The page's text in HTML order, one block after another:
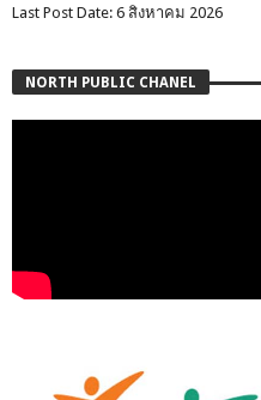
Last Post Date: 6 สิงหาคม 2026
NORTH PUBLIC CHANEL